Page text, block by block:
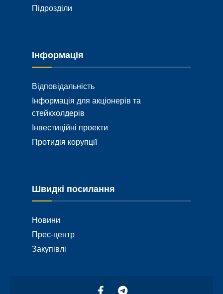
Підрозділи
Інформація
Відповідальність
Інформація для акціонерів та
стейкхолдерів
Інвестиційні проекти
Протидія корупції
Швидкі посилання
Новини
Прес-центр
Закупівлі